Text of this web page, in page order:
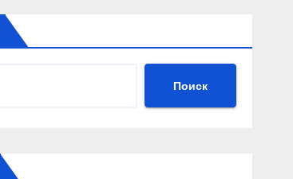
Поиск